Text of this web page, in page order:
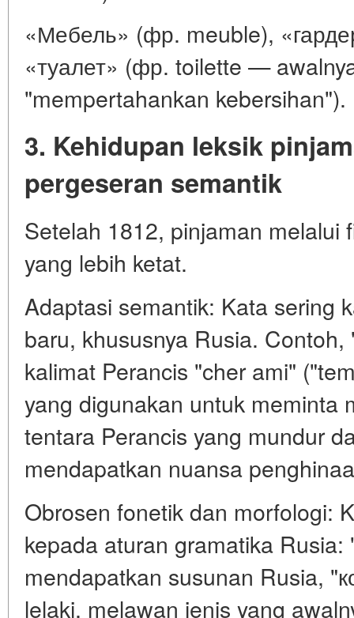
«Мебель» (фр. meuble),
«туалет» (фр. toilette —
"mempertahankan kebersihan").
3. Kehidupan leksik
pergeseran semantik
Setelah 1812, pinjaman melalui
yang lebih ketat.
Adaptasi semantik: Kata sering
baru, khususnya Rusia.
kalimat Perancis "cher ami"
yang digunakan untuk meminta
tentara Perancis yang mundur
mendapatkan nuansa
Obrosen fonetik dan morfologi:
kepada aturan gramatika
mendapatkan susunan Rusia,
lelaki, melawan jenis yang